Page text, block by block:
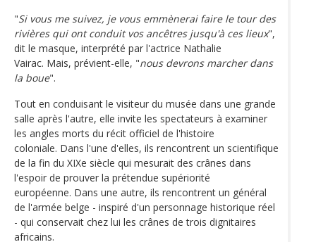
"Si vous me suivez, je vous emmènerai faire le tour des
rivières qui ont conduit vos ancêtres jusqu'à ces lieux",
dit le masque, interprété par l'actrice Nathalie
Vairac. Mais, prévient-elle, "nous devrons marcher dans
la boue".
Tout en conduisant le visiteur du musée dans une grande
salle après l'autre, elle invite les spectateurs à examiner
les angles morts du récit officiel de l'histoire
coloniale. Dans l'une d'elles, ils rencontrent un scientifique
de la fin du XIXe siècle qui mesurait des crânes dans
l'espoir de prouver la prétendue supériorité
européenne. Dans une autre, ils rencontrent un général
de l'armée belge - inspiré d'un personnage historique réel
- qui conservait chez lui les crânes de trois dignitaires
africains.